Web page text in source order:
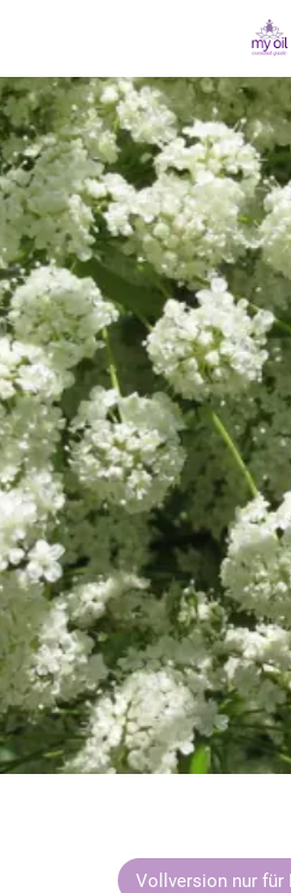
Vollversion nur für